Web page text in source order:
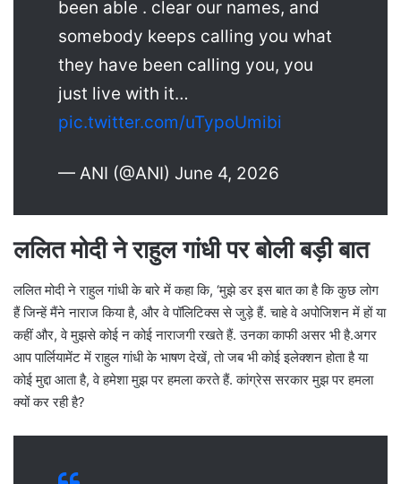
been able . clear our names, and
somebody keeps calling you what
they have been calling you, you
just live with it…
pic.twitter.com/uTypoUmibi
— ANI (@ANI) June 4, 2026
ललित मोदी ने राहुल गांधी पर बोली बड़ी बात
ललित मोदी ने राहुल गांधी के बारे में कहा कि, ‘मुझे डर इस बात का है कि कुछ लोग
हैं जिन्हें मैंने नाराज किया है, और वे पॉलिटिक्स से जुड़े हैं. चाहे वे अपोजिशन में हों या
कहीं और, वे मुझसे कोई न कोई नाराजगी रखते हैं. उनका काफी असर भी है.अगर
आप पार्लियामेंट में राहुल गांधी के भाषण देखें, तो जब भी कोई इलेक्शन होता है या
कोई मुद्दा आता है, वे हमेशा मुझ पर हमला करते हैं. कांग्रेस सरकार मुझ पर हमला
क्यों कर रही है?